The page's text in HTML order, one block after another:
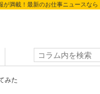
満載！最新のお仕事ニュースなら
みた